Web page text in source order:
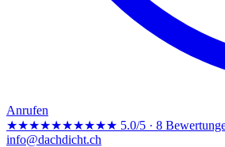
Anrufen
★★★★★★★★★★ 5.0/5 · 8
info@dachdicht.ch